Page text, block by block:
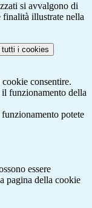
si avvalgono di
finalità illustrate nella
i cookies
consentire.
funzionamento della
potete
essere
pagina della cookie